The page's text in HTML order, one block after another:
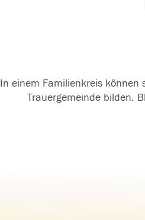
In einem Familienkreis können
Trauergemeinde bilden.